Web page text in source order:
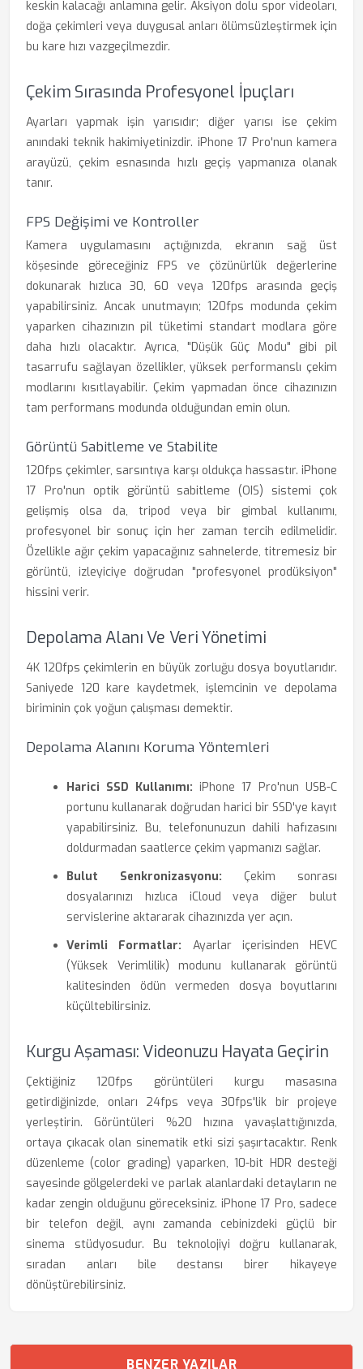
keskin kalacağı anlamına gelir. Aksiyon dolu spor videoları,
doğa çekimleri veya duygusal anları ölümsüzleştirmek için
bu kare hızı vazgeçilmezdir.
Çekim Sırasında Profesyonel İpuçları
Ayarları yapmak işin yarısıdır; diğer yarısı ise çekim
anındaki teknik hakimiyetinizdir. iPhone 17 Pro'nun kamera
arayüzü, çekim esnasında hızlı geçiş yapmanıza olanak
tanır.
FPS Değişimi ve Kontroller
Kamera uygulamasını açtığınızda, ekranın sağ üst
köşesinde göreceğiniz FPS ve çözünürlük değerlerine
dokunarak hızlıca 30, 60 veya 120fps arasında geçiş
yapabilirsiniz. Ancak unutmayın; 120fps modunda çekim
yaparken cihazınızın pil tüketimi standart modlara göre
daha hızlı olacaktır. Ayrıca, "Düşük Güç Modu" gibi pil
tasarrufu sağlayan özellikler, yüksek performanslı çekim
modlarını kısıtlayabilir. Çekim yapmadan önce cihazınızın
tam performans modunda olduğundan emin olun.
Görüntü Sabitleme ve Stabilite
120fps çekimler, sarsıntıya karşı oldukça hassastır. iPhone
17 Pro'nun optik görüntü sabitleme (OIS) sistemi çok
gelişmiş olsa da, tripod veya bir gimbal kullanımı,
profesyonel bir sonuç için her zaman tercih edilmelidir.
Özellikle ağır çekim yapacağınız sahnelerde, titremesiz bir
görüntü, izleyiciye doğrudan "profesyonel prodüksiyon"
hissini verir.
Depolama Alanı Ve Veri Yönetimi
4K 120fps çekimlerin en büyük zorluğu dosya boyutlarıdır.
Saniyede 120 kare kaydetmek, işlemcinin ve depolama
biriminin çok yoğun çalışması demektir.
Depolama Alanını Koruma Yöntemleri
Harici SSD Kullanımı: iPhone 17 Pro'nun USB-C
portunu kullanarak doğrudan harici bir SSD'ye kayıt
yapabilirsiniz. Bu, telefonunuzun dahili hafızasını
doldurmadan saatlerce çekim yapmanızı sağlar.
Bulut Senkronizasyonu: Çekim sonrası
dosyalarınızı hızlıca iCloud veya diğer bulut
servislerine aktararak cihazınızda yer açın.
Verimli Formatlar: Ayarlar içerisinden HEVC
(Yüksek Verimlilik) modunu kullanarak görüntü
kalitesinden ödün vermeden dosya boyutlarını
küçültebilirsiniz.
Kurgu Aşaması: Videonuzu Hayata Geçirin
Çektiğiniz 120fps görüntüleri kurgu masasına
getirdiğinizde, onları 24fps veya 30fps'lik bir projeye
yerleştirin. Görüntüleri %20 hızına yavaşlattığınızda,
ortaya çıkacak olan sinematik etki sizi şaşırtacaktır. Renk
düzenleme (color grading) yaparken, 10-bit HDR desteği
sayesinde gölgelerdeki ve parlak alanlardaki detayların ne
kadar zengin olduğunu göreceksiniz. iPhone 17 Pro, sadece
bir telefon değil, aynı zamanda cebinizdeki güçlü bir
sinema stüdyosudur. Bu teknolojiyi doğru kullanarak,
sıradan anları bile destansı birer hikayeye
dönüştürebilirsiniz.
BENZER YAZILAR